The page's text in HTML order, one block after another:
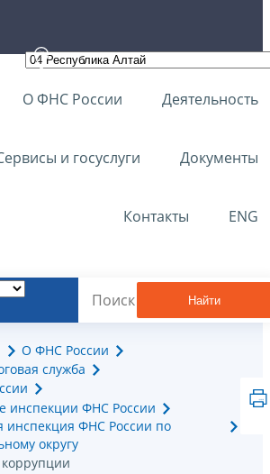
О ФНС России Деятельность
и госуслуги Документы
Контакты ENG
Найти
О ФНС России
служба
инспекции ФНС России
инспекция ФНС России по
округу